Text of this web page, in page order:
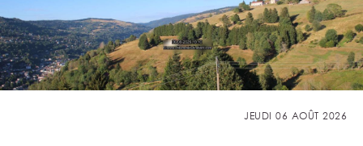
JEUDI 06 AOÛT 2026